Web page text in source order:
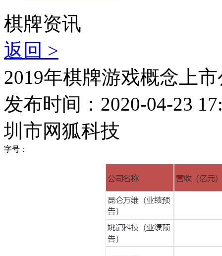
棋牌资讯
返回 >
2019年棋牌游戏概念上
发布时间：2020-04-23
圳市网狐科技
字号：